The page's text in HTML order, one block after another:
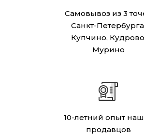
Самовывоз из 3
Санкт-
Купчино,
Мурино
10-летний опыт
продавцов